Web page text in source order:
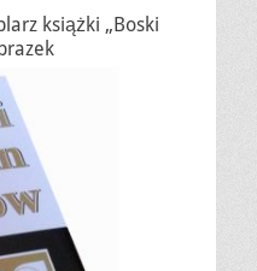
książki „Boski